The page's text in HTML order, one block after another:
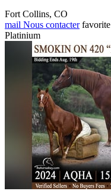
Fort Collins, CO
mail Nous contacter favorite
Platinium